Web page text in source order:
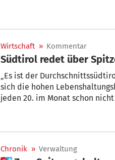
Stunden.
Wirtschaft » Kommentar
Südtirol redet über
„Es ist der
sich die hohen
jeden 20. im Monat schon
Chronik » Verwaltung